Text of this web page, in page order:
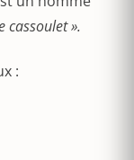
cassoulet ».
: